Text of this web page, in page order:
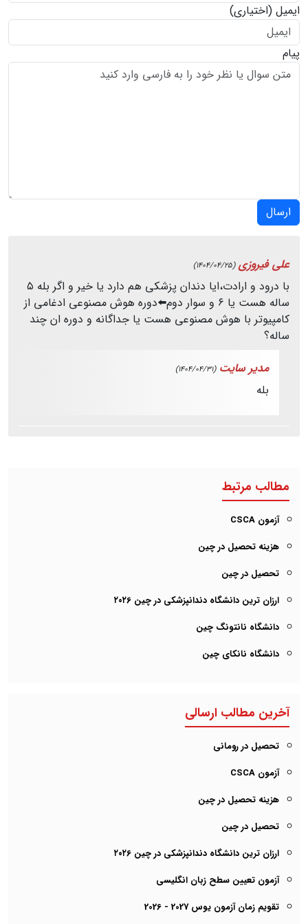
ایمیل (اختیاری)
پیام
ارسال
علی فیروزی (1404/04/25)
با درود و ارادت،ایا دندان پزشکی هم دارد یا خیر و اگر بله ۵
ساله هست یا ۶ و سوار دوم⬅️دوره هوش مصنوعی ادغامی از
کامپیوتر با هوش مصنوعی هست یا جداگانه و دوره ان چند
ساله؟
مدیر سایت (1404/04/31)
بله
مطالب مرتبط
آزمون CSCA
هزینه تحصیل در چین
تحصیل در چین
ارزان ترین دانشگاه دندانپزشکی در چین ۲۰۲6
دانشگاه نانتونگ چین
دانشگاه نانکای چین
آخرین مطالب ارسالی
تحصیل در رومانی
آزمون CSCA
هزینه تحصیل در چین
تحصیل در چین
ارزان ترین دانشگاه دندانپزشکی در چین ۲۰۲6
آزمون تعیین سطح زبان انگلیسی
تقویم زمان آزمون یوس 2027 - 2026